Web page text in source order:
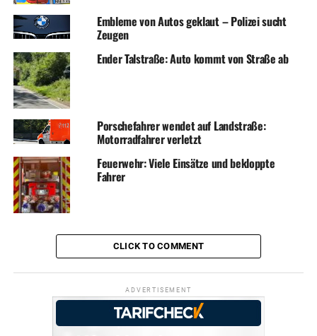
Embleme von Autos geklaut – Polizei sucht
Zeugen
Ender Talstraße: Auto kommt von Straße ab
Porschefahrer wendet auf Landstraße:
Motorradfahrer verletzt
Feuerwehr: Viele Einsätze und bekloppte
Fahrer
CLICK TO COMMENT
ADVERTISEMENT